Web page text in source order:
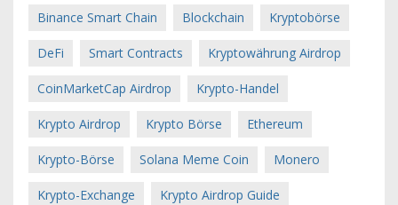
Binance Smart Chain Blockchain Kryptobörse
DeFi Smart Contracts Kryptowährung Airdrop
CoinMarketCap Airdrop Krypto-Handel
Krypto Airdrop Krypto Börse Ethereum
Krypto-Börse Solana Meme Coin Monero
Krypto-Exchange Krypto Airdrop Guide